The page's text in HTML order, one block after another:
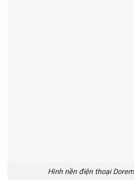
Hình nền điện thoại